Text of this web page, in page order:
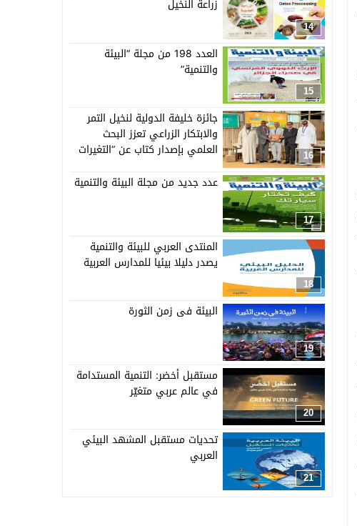
14
زراعة النخيل
15
العدد 198 من مجلة “البيئة
والتنمية”
16
جائزة خليفة الدولية لنخيل التمر
والابتكار الزراعي تعزز البحث
العلمي بإصدار كتاب عن “التغيرات
الزراعي”
17
عدد جديد من مجلة البيئة والتنمية
18
المنتدى العربي للبيئة والتنمية
يصدر دليلا بيئيا للمدارس العربية
19
البيئة فى زمن الثورة
20
مستقبل أخضر: التنمية المستدامة
في عالم عربي متغيّر
21
تحديات مستقبل المشهد البيئي
العربي